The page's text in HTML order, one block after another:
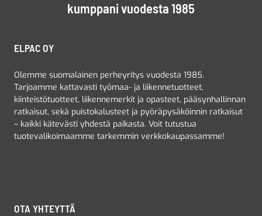
kumppani vuodesta 1985
ELPAC OY
Olemme suomalainen perheyritys vuodesta 1985.
Tarjoamme kattavasti työmaa- ja liikennetuotteet,
kiinteistötuotteet, liikennemerkit ja opasteet, pääsynhallinnan
ratkaisut, sekä puistokalusteet ja pyöräpysäköinnin ratkaisut
– kaikki kätevästi yhdestä paikasta. Voit tutustua
tuotevalikoimaamme tarkemmin verkkokaupassamme!
OTA YHTEYTTÄ